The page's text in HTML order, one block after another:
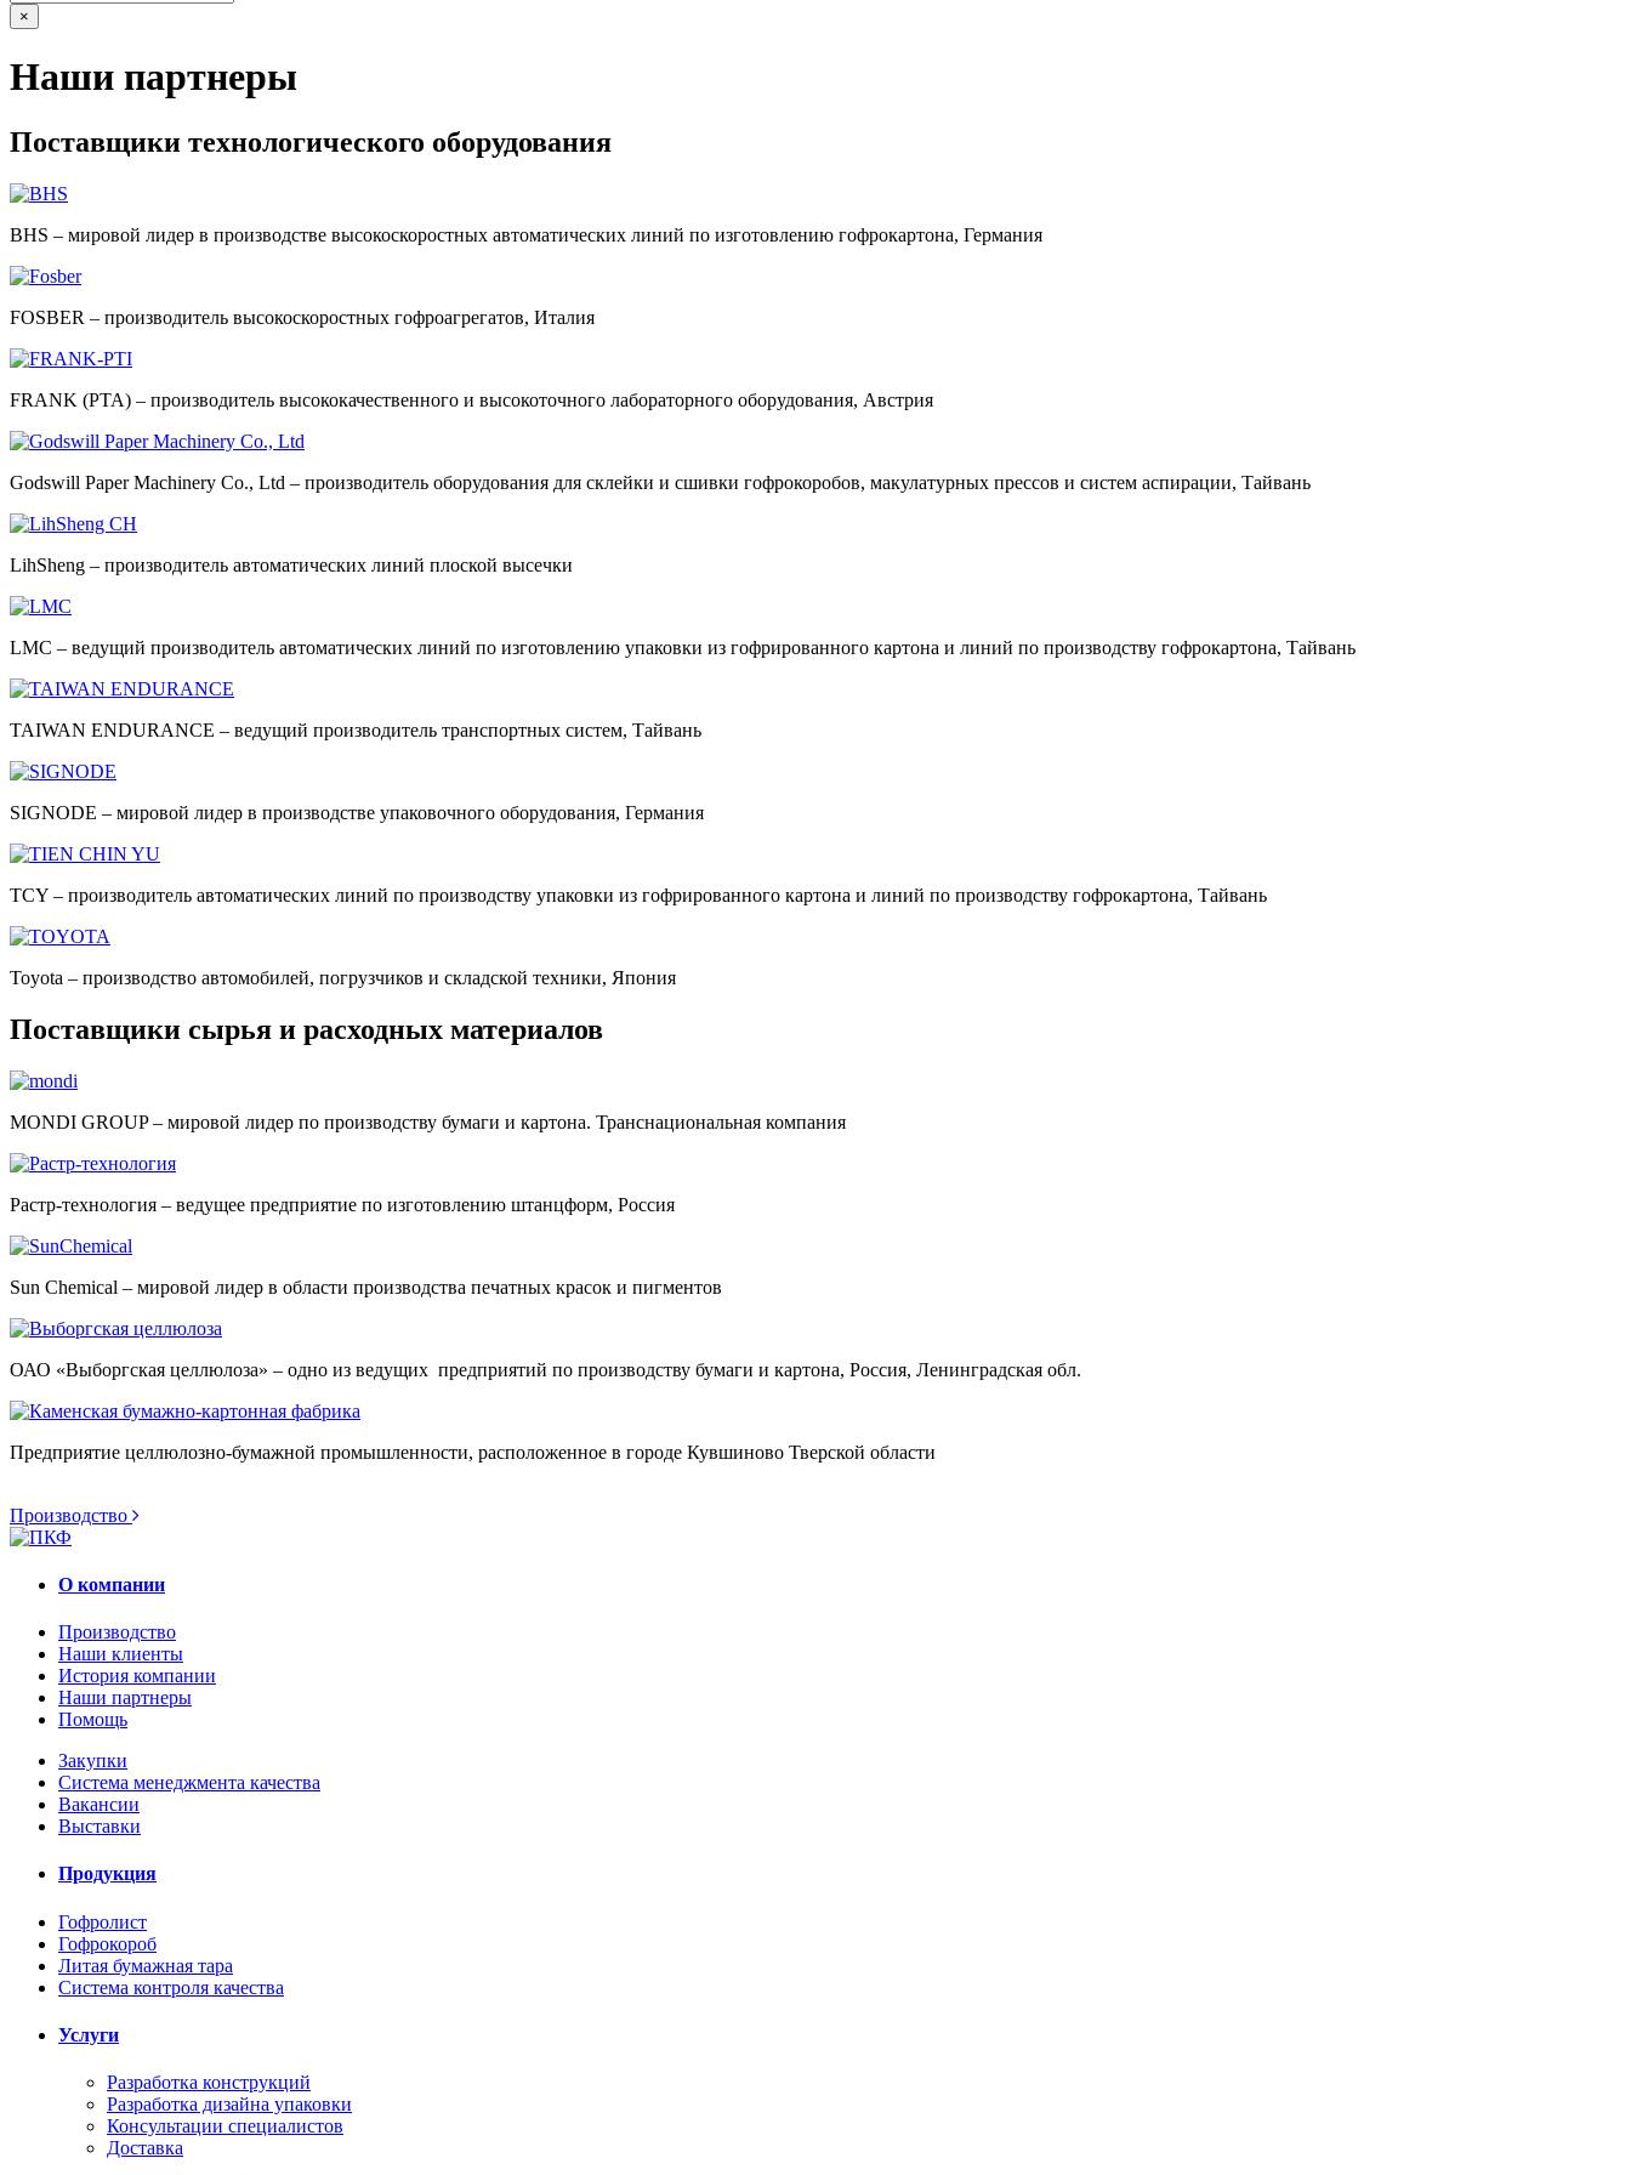
×
Наши партнеры
Поставщики технологического оборудования
BHS – мировой лидер в производстве высокоскоростных автоматических линий по изготовлению гофрокартона, Германия
FOSBER – производитель высокоскоростных гофроагрегатов, Италия
FRANK (PTA) – производитель высококачественного и высокоточного лабораторного оборудования, Австрия
Godswill Paper Machinery Co., Ltd – производитель оборудования для склейки и сшивки гофрокоробов, макулатурных прессов и систем аспирации, Тайвань
LihSheng – производитель автоматических линий плоской высечки
LMC – ведущий производитель автоматических линий по изготовлению упаковки из гофрированного картона и линий по производству гофрокартона, Тайвань
TAIWAN ENDURANCE – ведущий производитель транспортных систем, Тайвань
SIGNODE – мировой лидер в производстве упаковочного оборудования, Германия
TCY – производитель автоматических линий по производству упаковки из гофрированного картона и линий по производству гофрокартона, Тайвань
Toyota – производство автомобилей, погрузчиков и складской техники, Япония
Поставщики сырья и расходных материалов
MONDI GROUP – мировой лидер по производству бумаги и картона. Транснациональная компания
Растр-технология – ведущее предприятие по изготовлению штанцформ, Россия
Sun Chemical – мировой лидер в области производства печатных красок и пигментов
ОАО «Выборгская целлюлоза» – одно из ведущих предприятий по производству бумаги и картона, Россия, Ленинградская обл.
Предприятие целлюлозно-бумажной промышленности, расположенное в городе Кувшиново Тверской области
Производство
О компании
Производство
Наши клиенты
История компании
Наши партнеры
Помощь
Закупки
Система менеджмента качества
Вакансии
Выставки
Продукция
Гофролист
Гофрокороб
Литая бумажная тара
Система контроля качества
Услуги
Разработка конструкций
Разработка дизайна упаковки
Консультации специалистов
Доставка